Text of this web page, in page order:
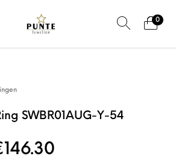
0
SWBR01AUG-Y-54
prijs
146.30